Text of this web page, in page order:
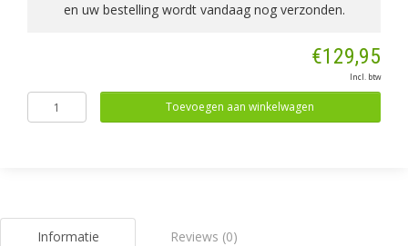
en uw bestelling wordt vandaag nog verzonden.
€129,95
Incl. btw
Toevoegen aan winkelwagen
Informatie Reviews (0)